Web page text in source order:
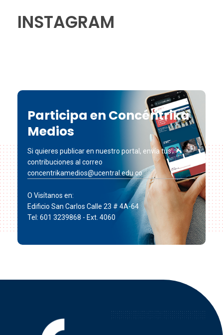
INSTAGRAM
Participa en Concéntrika
Medios
Si quieres publicar en nuestro portal, envía tus
contribuciones al correo
concentrikamedios@ucentral.edu.co
O Visítanos en:
Edificio San Carlos Calle 23 # 4A-64
Tel: 601 3239868 - Ext. 4060